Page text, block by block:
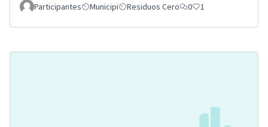
Participantes
Municipi Residuos Cero 0 1